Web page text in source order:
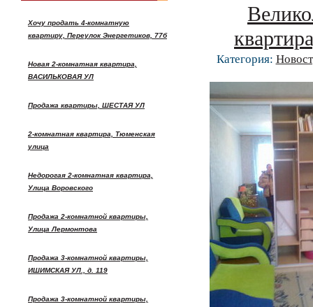
Хочу продать 4-комнатную
квартиру, Переулок Энергетиков, 77б
Новая 2-комнатная квартира,
ВАСИЛЬКОВАЯ УЛ
Продажа квартиры, ШЕСТАЯ УЛ
2-комнатная квартира, Тюменская
улица
Недорогая 2-комнатная квартира,
Улица Воровского
Продажа 2-комнатной квартиры,
Улица Лермонтова
Продажа 3-комнатной квартиры,
ИШИМСКАЯ УЛ., д. 119
Продажа 3-комнатной квартиры,
Категория: